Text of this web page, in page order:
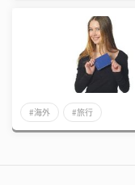
#海外 #旅行